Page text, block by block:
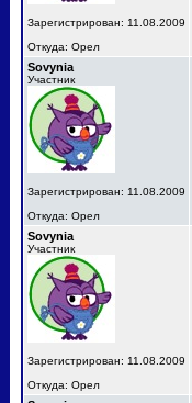
Зарегистрирован: 11.08.2009
Откуда: Орел
Sovynia
Участник
Зарегистрирован: 11.08.2009
Откуда: Орел
Sovynia
Участник
Зарегистрирован: 11.08.2009
Откуда: Орел